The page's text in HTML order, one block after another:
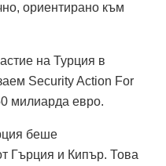
ориентирано към
на Турция в
Security Action For
милиарда евро.
беше
Гърция и Кипър. Това